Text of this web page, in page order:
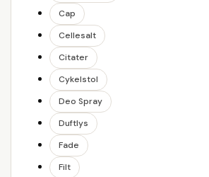
Cap
Cellesalt
Citater
Cykelstol
Deo Spray
Duftlys
Fade
Filt